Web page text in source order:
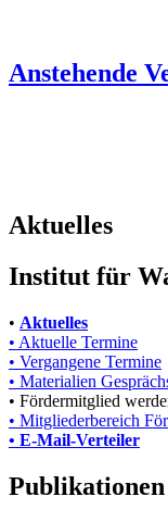
Anstehende
Aktuelles
Institut für
• Aktuelles
• Aktuelle Termine
• Vergangene Termine
• Materialien
• Fördermitglied
• Mitgliederbereich
• E-Mail-Verteiler
Publikationen